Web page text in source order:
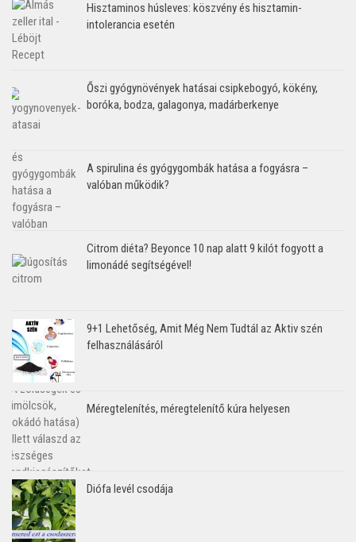
Hisztaminos húsleves: köszvény és hisztamin-
intolerancia esetén
Őszi gyógynövények hatásai csipkebogyó, kökény,
boróka, bodza, galagonya, madárberkenye
A spirulina és gyógygombák hatása a fogyásra –
valóban működik?
Citrom diéta? Beyonce 10 nap alatt 9 kilót fogyott a
limonádé segítségével!
9+1 Lehetőség, Amit Még Nem Tudtál az Aktiv szén
felhasználásáról
Méregtelenítés, méregtelenítő kúra helyesen
Diófa levél csodája